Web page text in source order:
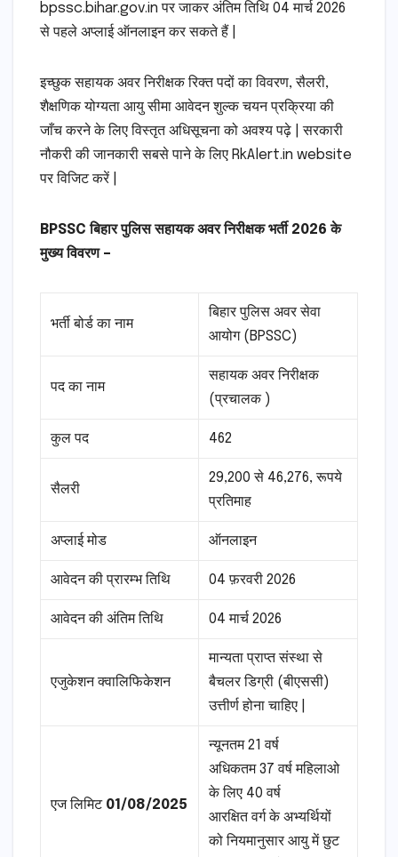
bpssc.bihar.gov.in पर जाकर अंतिम तिथि 04 मार्च 2026
से पहले अप्लाई ऑनलाइन कर सकते हैं |
इच्छुक सहायक अवर निरीक्षक रिक्त पदों का विवरण, सैलरी,
शैक्षणिक योग्यता आयु सीमा आवेदन शुल्क चयन प्रक्रिया की
जाँच करने के लिए विस्तृत अधिसूचना को अवश्य पढ़े | सरकारी
नौकरी की जानकारी सबसे पाने के लिए RkAlert.in website
पर विजिट करें |
BPSSC बिहार पुलिस सहायक अवर निरीक्षक भर्ती 2026 के
मुख्य विवरण –
भर्ती बोर्ड का नाम
बिहार पुलिस अवर सेवा
आयोग (BPSSC)
पद का नाम
सहायक अवर निरीक्षक
(प्रचालक )
कुल पद 462
सैलरी
29,200 से 46,276, रूपये
प्रतिमाह
अप्लाई मोड ऑनलाइन
आवेदन की प्रारम्भ तिथि 04 फ़रवरी 2026
आवेदन की अंतिम तिथि 04 मार्च 2026
एजुकेशन क्वालिफिकेशन
मान्यता प्राप्त संस्था से
बैचलर डिग्री (बीएससी)
उत्तीर्ण होना चाहिए |
एज लिमिट 01/08/2025
न्यूनतम 21 वर्ष
अधिकतम 37 वर्ष महिलाओ
के लिए 40 वर्ष
आरक्षित वर्ग के अभ्यर्थियों
को नियमानुसार आयु में छुट